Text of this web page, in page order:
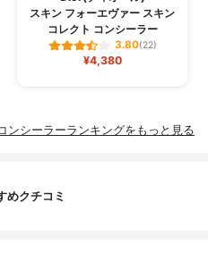
スキン フォーエヴァー スキン
コレクト コンシーラー
3.80(22)
¥4,380
ンシーラーランキングをもっと見る
めクチコミ